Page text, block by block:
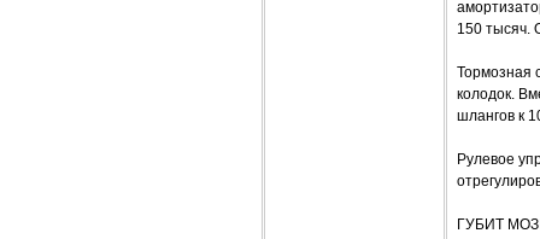
150 тысяч.
Тормозная
колодок.
шлангов к
Рулевое
ГУБИТ